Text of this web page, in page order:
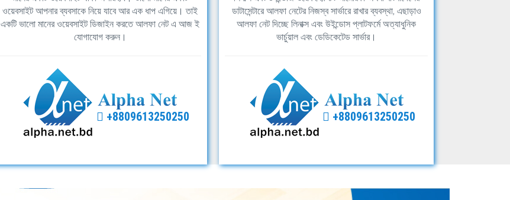
ওয়েবসাইট আপনার ব্যবসাকে নিয়ে যাবে আর এক ধাপ এগিয়ে। তাই
একটি ভালো মানের ওয়েবসাইট ডিজাইন করতে আলফা নেট এ আজ ই
যোগাযোগ করুন।
+8809613250250
ডাটাসেন্টারে আলফা নেটের নিজস্ব সার্ভারে রাখার ব্যবস্থা, এছাড়াও
আলফা নেট দিচ্ছে লিনাক্স এবং উইন্ডোস প্লাটফর্মে অত্যাধুনিক
ভার্চুয়াল এবং ডেডিকেটেড সার্ভার।
+8809613250250